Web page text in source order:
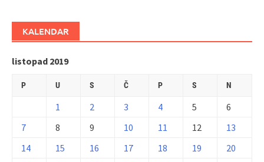
KALENDAR
listopad 2019
P U S Č P S N
1 2 3 4 5
6
7
8 9 10 11 12
13
14
15 16 17 18 19
20